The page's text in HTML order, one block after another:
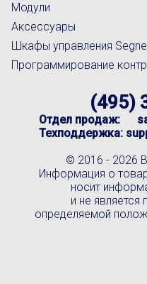
Модули
Аксессуары
Шкафы управления
Программирование
(495)
Отдел продаж:
Техподдержка:
© 2016 - 2026
Информация о
носит
и не является
определяемой